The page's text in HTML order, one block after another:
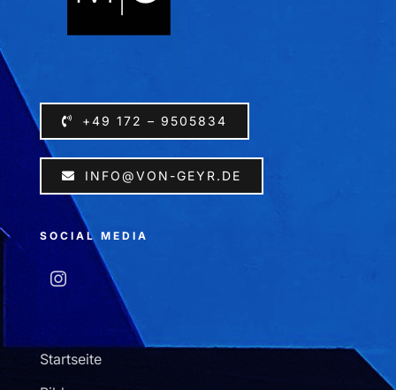
+49 172 – 9505834
INFO@VON-GEYR.DE
SOCIAL MEDIA
Startseite